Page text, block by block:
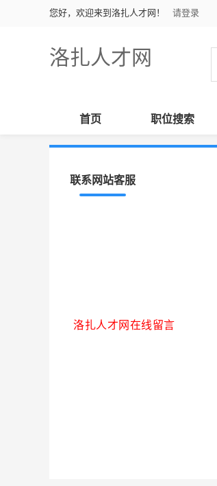
您好，欢迎来到洛扎人才网！ 请登录
洛扎人才网
首页 职位搜索
联系网站客服
洛扎人才网在线留言